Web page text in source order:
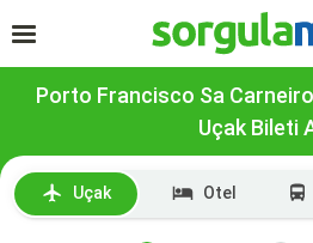
Porto Francisco Sa
Uçak Bileti
Uçak Otel